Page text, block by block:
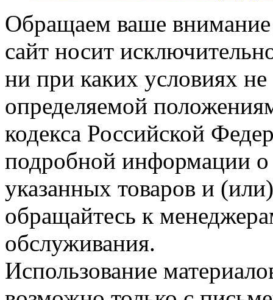
Обращаем ваше
сайт носит
ни при каких условиях
определяемой
кодекса Российской
подробной информации
указанных товаров и
обращайтесь к
обслуживания.
Использование